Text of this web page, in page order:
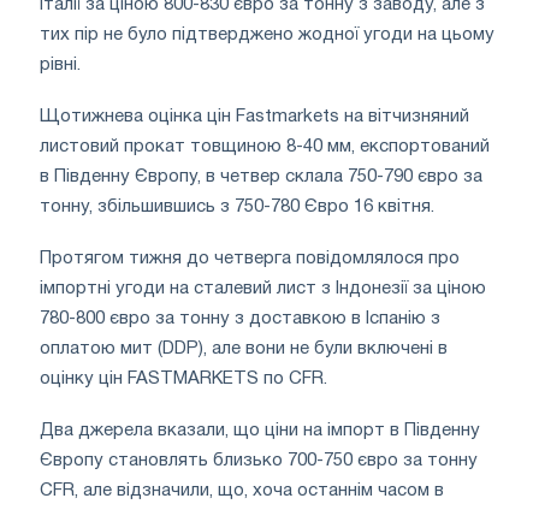
Італії за ціною 800-830 євро за тонну з заводу, але з
тих пір не було підтверджено жодної угоди на цьому
рівні.
Щотижнева оцінка цін Fastmarkets на вітчизняний
листовий прокат товщиною 8-40 мм, експортований
в Південну Європу, в четвер склала 750-790 євро за
тонну, збільшившись з 750-780 Євро 16 квітня.
Протягом тижня до четверга повідомлялося про
імпортні угоди на сталевий лист з Індонезії за ціною
780-800 євро за тонну з доставкою в Іспанію з
оплатою мит (DDP), але вони не були включені в
оцінку цін FASTMARKETS по CFR.
Два джерела вказали, що ціни на імпорт в Південну
Європу становлять близько 700-750 євро за тонну
CFR, але відзначили, що, хоча останнім часом в